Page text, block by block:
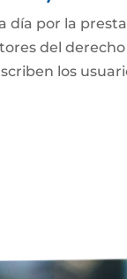
día por la
del
los